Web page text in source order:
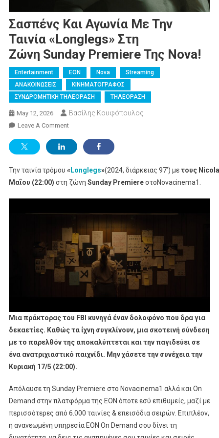
Σασπένς Και Αγωνία Με Την
Ταινία «Longlegs​» Στη
Ζώνη Sunday Premiere Της Nova!
Entertainment EON Nova
Streaming
ΑΝΑΚΟΙΝΩΣΕΙΣ
ΚΙΝΗΜΑΤΟΓΡΑΦΟΣ
ΣΥΝΔΡΟΜΗΤΙΚΗ ΤΗΛΕΟΡΑΣΗ
ΤΗΛΕΟΡΑΣΗ
May 12, 2026 Βασίλης Κουφόπουλος
Leave A CommentOn
Και
Με Την
Ταινία «Longlegs​
Την ταινία τρόμου «Longlegs»(2024, διάρκειας 97’) μετους
Μαΐου (22:00) στη ζώνη Sunday PremiereστοNovacinema1.
Μια πράκτορας του FBI κυνηγά έναν δολοφόνο που δρα για
δεκαετίες. Καθώς τα ίχνη συγκλίνουν, μια σκοτεινή σύνδεση
με το παρελθόν της αποκαλύπτεται και την παγιδεύει σε
ένα ανατριχιαστικό παιχνίδι. Μην χάσετε την συνέχεια την
Κυριακή 17/5 (22:00).
Απόλαυσε τη Sunday Premiere στο Novacinema1 αλλά και On
Demand στην πλατφόρμα της ΕΟΝ όποτε εσύ επιθυμείς, μαζί με
περισσότερες από 6.000 ταινίες & επεισόδια σειρών. Επιπλέον,
η ανανεωμένη υπηρεσία ΕΟΝ On Demand σου δίνει τη